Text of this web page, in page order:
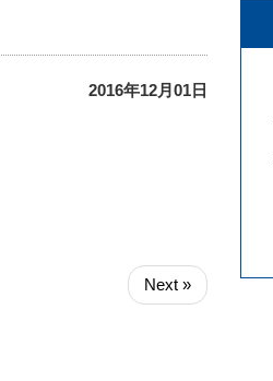
2016年12月01日
Next »